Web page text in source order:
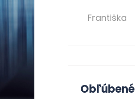
Františka
Obľúbené